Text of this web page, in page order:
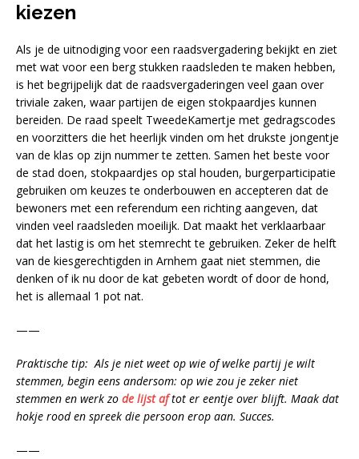
kiezen
Als je de uitnodiging voor een raadsvergadering bekijkt en ziet
met wat voor een berg stukken raadsleden te maken hebben,
is het begrijpelijk dat de raadsvergaderingen veel gaan over
triviale zaken, waar partijen de eigen stokpaardjes kunnen
bereiden. De raad speelt TweedeKamertje met gedragscodes
en voorzitters die het heerlijk vinden om het drukste jongentje
van de klas op zijn nummer te zetten. Samen het beste voor
de stad doen, stokpaardjes op stal houden, burgerparticipatie
gebruiken om keuzes te onderbouwen en accepteren dat de
bewoners met een referendum een richting aangeven, dat
vinden veel raadsleden moeilijk. Dat maakt het verklaarbaar
dat het lastig is om het stemrecht te gebruiken. Zeker de helft
van de kiesgerechtigden in Arnhem gaat niet stemmen, die
denken of ik nu door de kat gebeten wordt of door de hond,
het is allemaal 1 pot nat.
——
Praktische tip: Als je niet weet op wie of welke partij je wilt
stemmen, begin eens andersom: op wie zou je zeker niet
stemmen en werk zo de lijst aftot er eentje over blijft. Maak dat
hokje rood en spreek die persoon erop aan. Succes.
——